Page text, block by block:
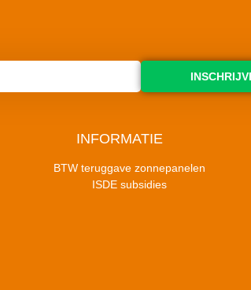
INFORMATIE
BTW teruggave zonnepanelen
ISDE subsidies